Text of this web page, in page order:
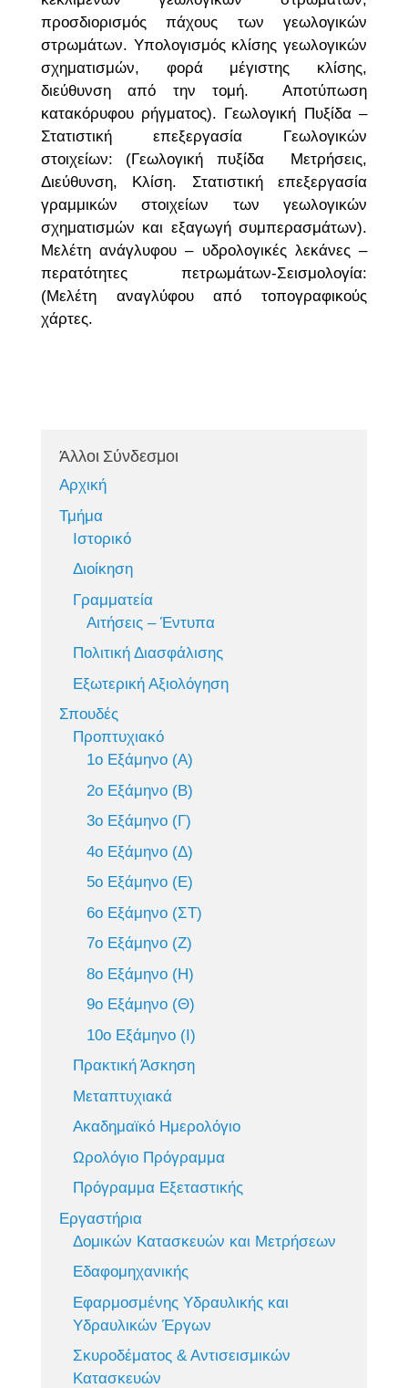
προσδιορισμός πάχους των γεωλογικών
στρωμάτων. Υπολογισμός κλίσης γεωλογικών
σχηματισμών, φορά μέγιστης κλίσης,
διεύθυνση από την τομή. Αποτύπωση
κατακόρυφου ρήγματος). Γεωλογική Πυξίδα –
Στατιστική επεξεργασία Γεωλογικών
στοιχείων: (Γεωλογική πυξίδα Μετρήσεις,
Διεύθυνση, Κλίση. Στατιστική επεξεργασία
γραμμικών στοιχείων των γεωλογικών
σχηματισμών και εξαγωγή συμπερασμάτων).
Μελέτη ανάγλυφου – υδρολογικές λεκάνες –
περατότητες πετρωμάτων-Σεισμολογία:
(Μελέτη αναγλύφου από τοπογραφικούς
χάρτες.
Άλλοι Σύνδεσμοι
Αρχική
Τμήμα
Ιστορικό
Διοίκηση
Γραμματεία
Αιτήσεις – Έντυπα
Πολιτική Διασφάλισης
Εξωτερική Αξιολόγηση
Σπουδές
Προπτυχιακό
1ο Εξάμηνο (Α)
2ο Εξάμηνο (Β)
3ο Εξάμηνο (Γ)
4ο Εξάμηνο (Δ)
5ο Εξάμηνο (Ε)
6ο Εξάμηνο (ΣΤ)
7ο Εξάμηνο (Ζ)
8ο Εξάμηνο (Η)
9ο Εξάμηνο (Θ)
10ο Εξάμηνο (Ι)
Πρακτική Άσκηση
Μεταπτυχιακά
Ακαδημαϊκό Ημερολόγιο
Ωρολόγιο Πρόγραμμα
Πρόγραμμα Εξεταστικής
Εργαστήρια
Δομικών Κατασκευών και Μετρήσεων
Εδαφομηχανικής
Εφαρμοσμένης Υδραυλικής και
Υδραυλικών Έργων
Σκυροδέματος & Αντισεισμικών
Κατασκευών